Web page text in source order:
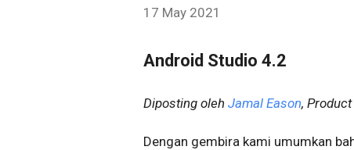
17 May 2021
Android Studio 4.2
Diposting oleh Jamal Eason,
Dengan gembira kami umumkan